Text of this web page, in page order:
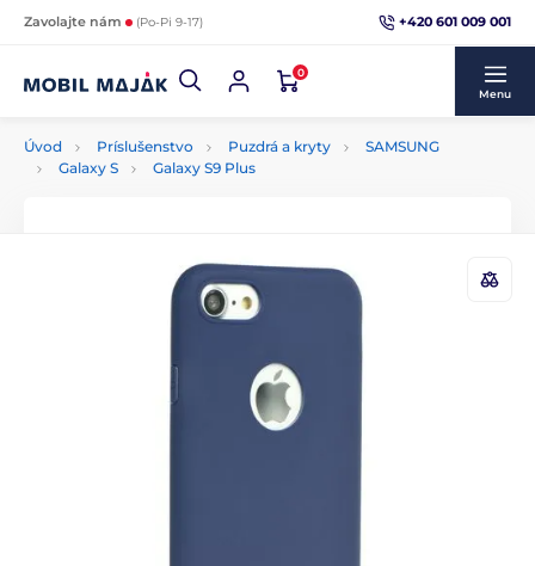
Zavolajte nám (Po-Pi 9-17) +420 601 009 001
0
Menu
Úvod Príslušenstvo Puzdrá a kryty
SAMSUNG
Galaxy S
Galaxy S9 Plus